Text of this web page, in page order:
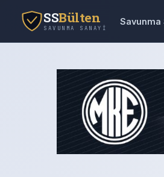
SSBülten
SAVUNMA SANAYI
Savunma